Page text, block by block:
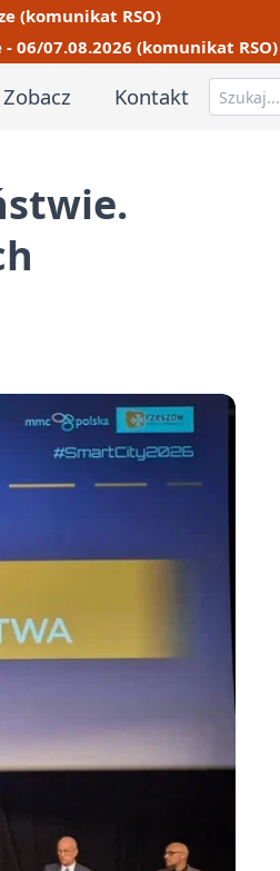
(komunikat RSO)
- 06/07.08.2026 (komunikat RSO)
Zobacz Kontakt